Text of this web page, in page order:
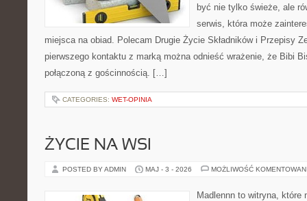
być nie tylko świeże, ale
serwis, która może
miejsca na obiad. Polecam Drugie Życie Składników i Przepisy
pierwszego kontaktu z marką można odnieść wrażenie, że Bibi
połączoną z gościnnością. […]
CATEGORIES: WET-OPINIA
ŻYCIE NA WSI
POSTED BY ADMIN MAJ - 3 - 2026 MOŻLIWOŚĆ
Madlennn to witryna, które